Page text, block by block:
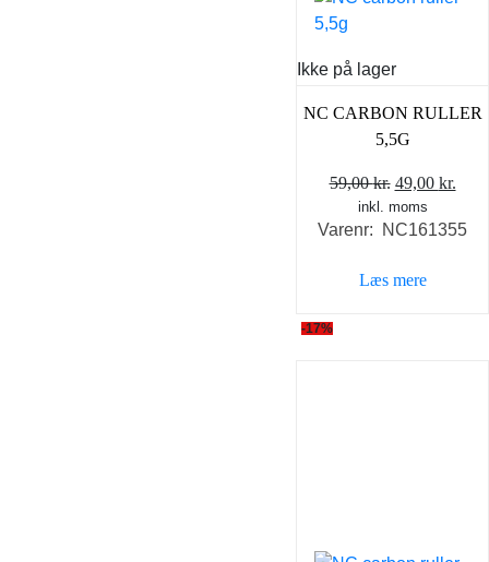
Ikke på lager
NC CARBON RULLER
5,5G
59,00kr. Den
oprindelige
pris
59,00 kr..
49,00 kr.
pris
inkl. moms
Varenr: NC161355
Læs mere
-17%